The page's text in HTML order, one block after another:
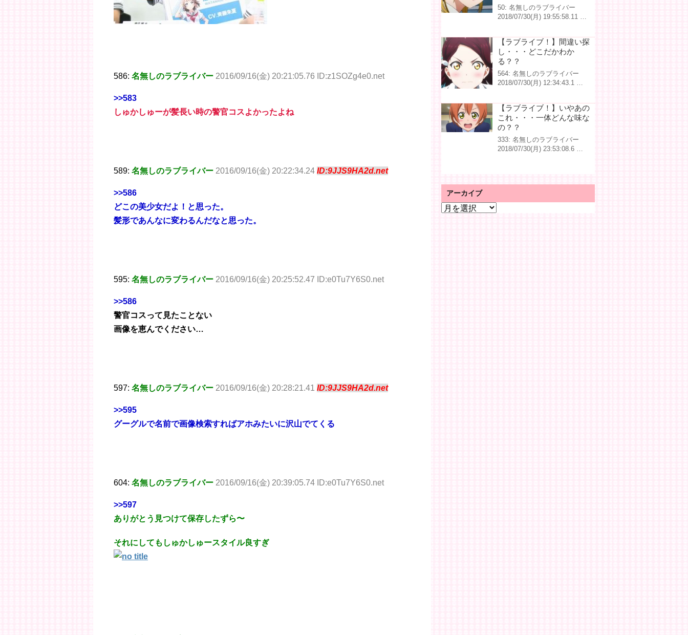
586: 名無しのラブライバー 2016/09/16(金) 20:21:05.76 ID:z1SOZg4e0.net
>>583
しゅかしゅーが髪長い時の警官コスよかったよね
589: 名無しのラブライバー 2016/09/16(金) 20:22:34.24 ID:9JJS9HA2d.net
>>586
どこの美少女だよ！と思った。
髪形であんなに変わるんだなと思った。
595: 名無しのラブライバー 2016/09/16(金) 20:25:52.47 ID:e0Tu7Y6S0.net
>>586
警官コスって見たことない
画像を恵んでください…
597: 名無しのラブライバー 2016/09/16(金) 20:28:21.41 ID:9JJS9HA2d.net
>>595
グーグルで名前で画像検索すればアホみたいに沢山でてくる
604: 名無しのラブライバー 2016/09/16(金) 20:39:05.74 ID:e0Tu7Y6S0.net
>>597
ありがとう見つけて保存したずら〜
それにしてもしゅかしゅースタイル良すぎ
50: 名無しのラブライバー
2018/07/30(月) 19:55:58.11 …
【ラブライブ！】間違い探
し・・・どこだかわか
る？？
564: 名無しのラブライバー
2018/07/30(月) 12:34:43.1 …
【ラブライブ！】いやあの
これ・・・一体どんな味な
の？？
333: 名無しのラブライバー
2018/07/30(月) 23:53:08.6 …
アーカイブ
ア